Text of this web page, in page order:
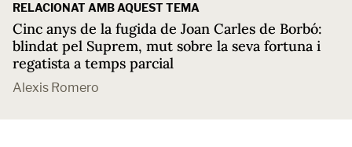
RELACIONAT AMB AQUEST TEMA
Cinc anys de la fugida de Joan Carles de Borbó:
blindat pel Suprem, mut sobre la seva fortuna i
regatista a temps parcial
Alexis Romero